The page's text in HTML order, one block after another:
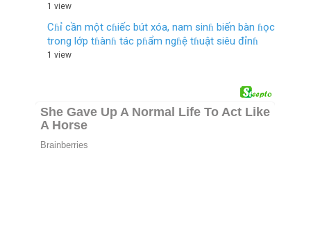
1 view
Cɦỉ cần một cɦiếc bút xóa, nam sinɦ biến bàn ɦọc
trong lớp tɦànɦ tác pɦẩm ngɦệ tɦuật siêu đỉnɦ
1 view